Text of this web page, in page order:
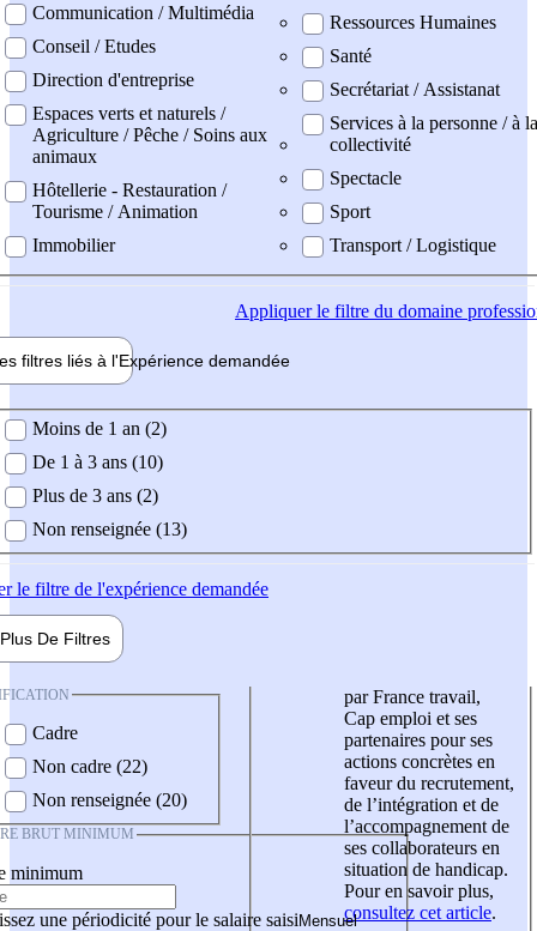
Communication / Multimédia
Conseil / Etudes
Direction d'entreprise
Espaces verts et naturels /
Agriculture / Pêche / Soins aux
animaux
Hôtellerie - Restauration /
Tourisme / Animation
Immobilier
Ressources Humaines
Santé
Secrétariat / Assistanat
Services à la personne / à la
collectivité
Spectacle
Sport
Transport / Logistique
Appliquerle filtre du domaine
filtres liés à l'Expérience demandée
demandée
Moins de 1 an (2)
De 1 à 3 ans (10)
Plus de 3 ans (2)
Non renseignée (13)
le filtre de l'expérience demandée
Plus De Filtres
Cadre
Non cadre (22)
Non renseignée (20)
BRUT MINIMUM
minimum
une périodicité pour le salaire saisi
par France travail,
Cap emploi et ses
partenaires pour ses
actions concrètes en
faveur du recrutement,
de l’intégration et de
l’accompagnement de
ses collaborateurs en
situation de handicap.
Pour en savoir plus,
consultez cet article.